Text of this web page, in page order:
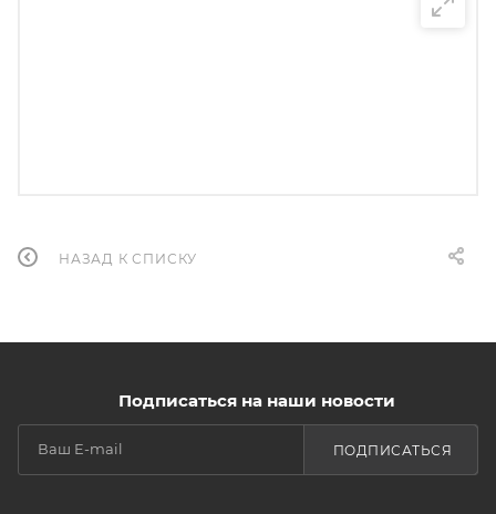
НАЗАД К СПИСКУ
Подписаться на наши новости
ПОДПИСАТЬСЯ